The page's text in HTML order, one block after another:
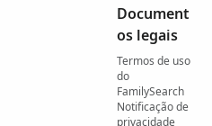
Document
os legais
Termos de uso
do
FamilySearch
Notificação de
privacidade